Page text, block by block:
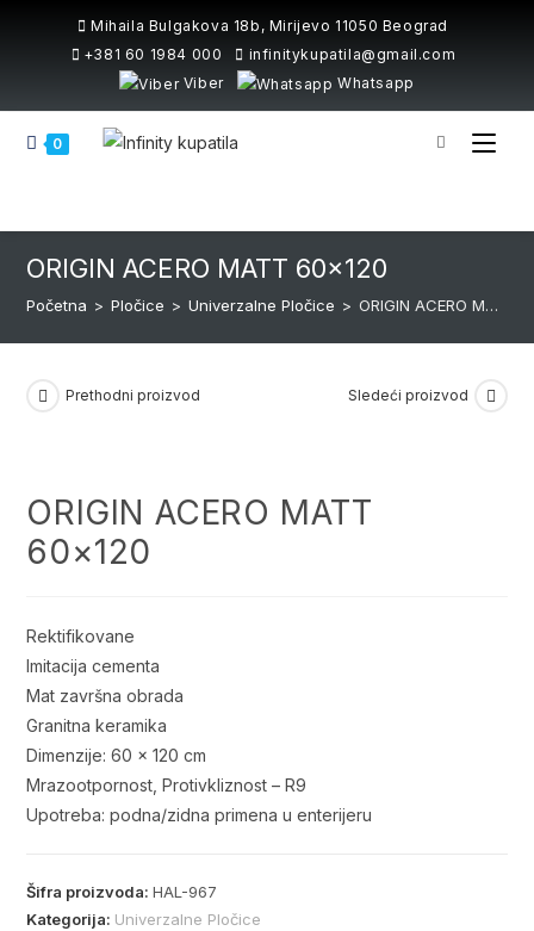
Mihaila Bulgakova 18b, Mirijevo 11050 Beograd
+381 60 1984 000
infinitykupatila@gmail.com
Viber
Whatsapp
0
ORIGIN ACERO MATT 60×120
Početna > Pločice > Univerzalne Pločice > ORIGIN ACERO MATT 60×120
Prethodni proizvod Sledeći proizvod
ORIGIN ACERO MATT
60×120
Rektifikovane
Imitacija cementa
Mat završna obrada
Granitna keramika
Dimenzije: 60 x 120 cm
Mrazootpornost, Protivkliznost – R9
Upotreba: podna/zidna primena u enterijeru
Šifra proizvoda:HAL-967
Kategorija: Univerzalne Pločice